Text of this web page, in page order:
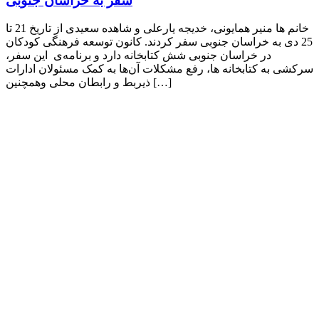
خانم ها منیر همایونی، خدیجه یارعلی و شاهده سعیدی از تاریخ 21 تا
25 دی به خراسان جنوبی سفر کردند. کانون توسعه فرهنگی کودکان
در خراسان جنوبی شش کتابخانه دارد و برنامه‌ی این سفر،
سرکشی به کتابخانه ها، رفع مشکلات آن‌ها به کمک مسئولان ادارات
ذیربط و رابطان محلی وهمچنین […]